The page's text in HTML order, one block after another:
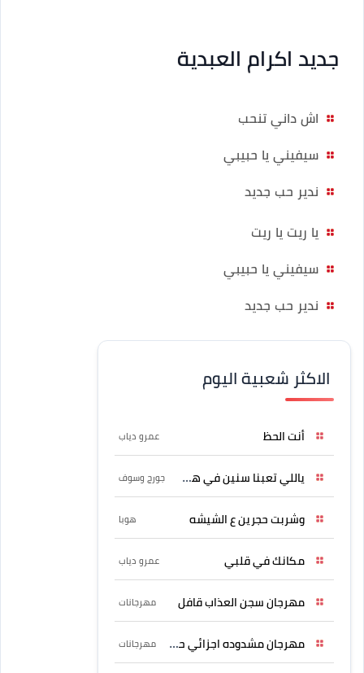
جديد اكرام العبدية
اش داني تنحب
سيفيني يا حبيبي
ندير حب جديد
يا ريت يا ريت
سيفيني يا حبيبي
ندير حب جديد
الاكثر شعبية اليوم
أنت الحظ عمرو دياب
ياللي تعبنا سنين في هواه جورج وسوف
وشربت حجرين ع الشيشه هوبا
مكانك في قلبي عمرو دياب
مهرجان سجن العذاب قافل مهرجانات
مهرجان مشدوده اجزائي حربونى مهرجانات